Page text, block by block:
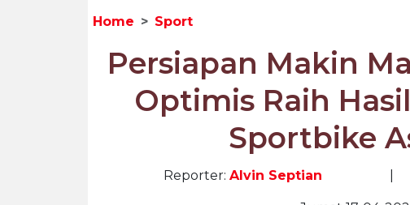
Home Sport
Persiapan Makin
Optimis Raih
Sportbike
Reporter: Alvin Septian